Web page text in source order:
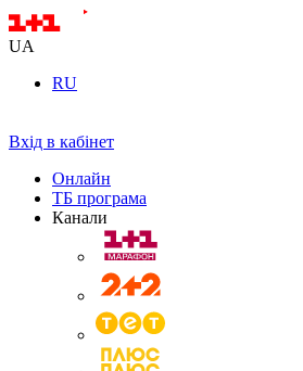
UA
RU
Вхід в кабінет
Онлайн
ТБ програма
Канали